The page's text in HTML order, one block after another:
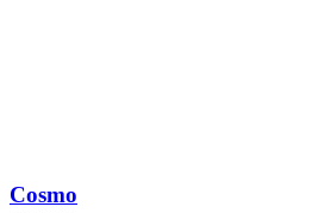
Cosmo